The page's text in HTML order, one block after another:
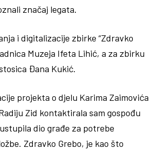
značaj legata.
i digitalizacije zbirke “Zdravko
Muzeja Ifeta Lihić, a za zbirku
Đana Kukić.
projekta o djelu Karima Zaimovića
Zid kontaktirala sam gospođu
dio građe za potrebe
Zdravko Grebo, je kao što